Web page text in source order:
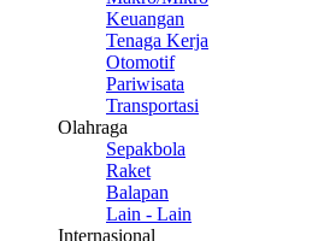
Keuangan
Tenaga Kerja
Otomotif
Pariwisata
Transportasi
Olahraga
Sepakbola
Raket
Balapan
Lain - Lain
Internasional